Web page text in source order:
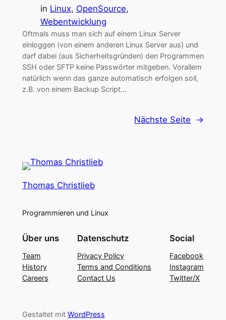
in Linux, OpenSource
Webentwicklung
Oftmals muss man sich auf einem Linux Server
einloggen (von einem anderen Linux Server aus) und
darf dabei (aus Sicherheitsgründen) den Programmen
SSH oder SFTP keine Passwörter mitgeben. Vorallem
natürlich wenn das ganze automatisch erfolgen soll,
z.B. von einem Backup Script…
Nächste Seite →
Thomas Christlieb
Programmieren und Linux
Über uns
Team
History
Careers
Datenschutz
Privacy Policy
Terms and Conditions
Contact Us
Social
Facebook
Instagram
Twitter/X
Gestaltet mit WordPress